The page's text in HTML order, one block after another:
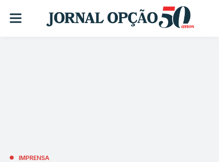
IMPRENSA